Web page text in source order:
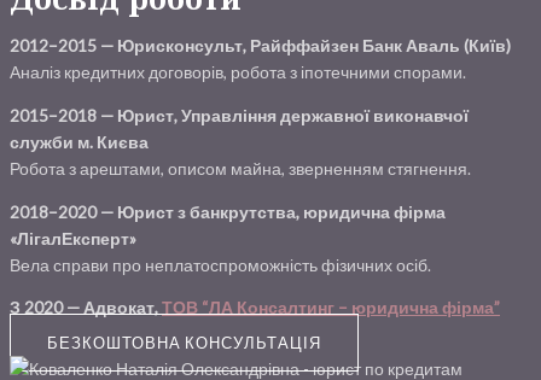
2012–2015 — Юрисконсульт, Райффайзен Банк Аваль (Київ)
Аналіз кредитних договорів, робота з іпотечними спорами.
2015–2018 — Юрист, Управління державної виконавчої
служби м. Києва
Робота з арештами, описом майна, зверненням стягнення.
2018–2020 — Юрист з банкрутства, юридична фірма
«ЛігалЕксперт»
Вела справи про неплатоспроможність фізичних осіб.
З 2020 — Адвокат,ТОВ “ЛА Консалтинг – юридична фірма”
БЕЗКОШТОВНА КОНСУЛЬТАЦІЯ